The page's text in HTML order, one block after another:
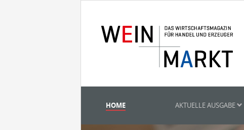
HOME AKTUELLE AUSGABE